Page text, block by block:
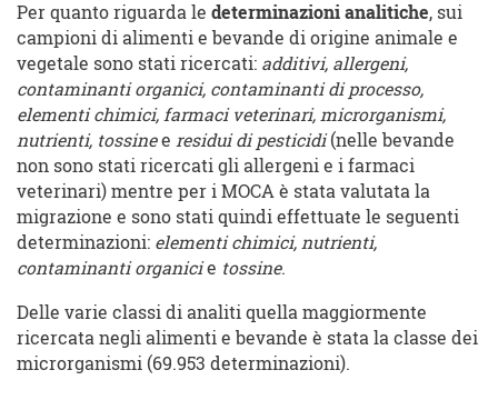
Per quanto riguarda le determinazioni analitiche, sui
campioni di alimenti e bevande di origine animale e
vegetale sono stati ricercati: additivi, allergeni,
contaminanti organici, contaminanti di processo,
elementi chimici, farmaci veterinari, microrganismi,
nutrienti, tossinee residui di pesticidi(nelle bevande
non sono stati ricercati gli allergeni e i farmaci
veterinari) mentre per i MOCA è stata valutata la
migrazione e sono stati quindi effettuate le seguenti
determinazioni: elementi chimici, nutrienti,
contaminanti organicie tossine.
Delle varie classi di analiti quella maggiormente
ricercata negli alimenti e bevande è stata la classe dei
microrganismi (69.953 determinazioni).